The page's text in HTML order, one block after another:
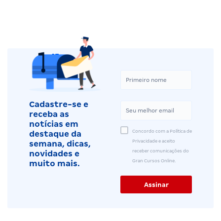
Cadastre-se e
receba as
notícias em
destaque da
semana, dicas,
novidades e
muito mais.
Concordo com a Política de
Privacidade e aceito
receber comunicações do
Gran Cursos Online.